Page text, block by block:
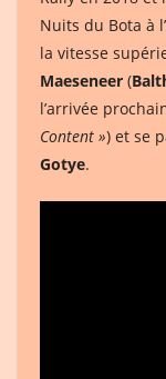
Nuits du Bota à
la vitesse
Maeseneer (
l’arrivée
Content ») et se
Gotye.